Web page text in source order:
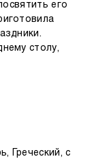
его
столу,
Греческий, с